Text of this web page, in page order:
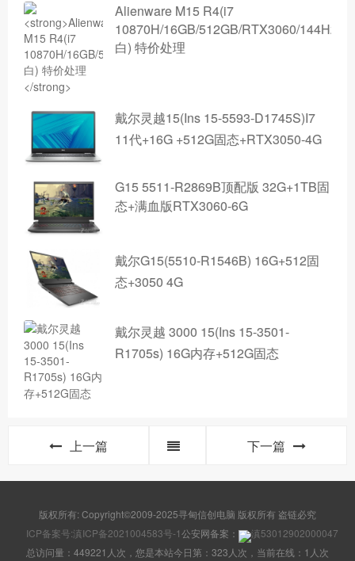
Alienware M15 R4(i7
10870H/16GB/512GB/RTX3060/144Hz/
白) 特价处理
戴尔灵越15(Ins 15-5593-D1745S)I7
11代+16G +512G固态+RTX3050-4G
G15 5511-R2869B顶配版 32G+1TB固
态+满血版RTX3060-6G
戴尔G15(5510-R1546B) 16G+512固
态+3050 4G
戴尔灵越 3000 15(Ins 15-3501-
R1705s) 16G内存+512G固态
上一篇 下一篇
版权所有: Copyright©2009-2025寻甸信创电脑 版权所有 盗链必究
ICP备案号:滇ICP备2021004583号-1公安网备案：
滇53012902000047
总访问量：449221人次，您是本站今日第：323人次，当前在线：1人次